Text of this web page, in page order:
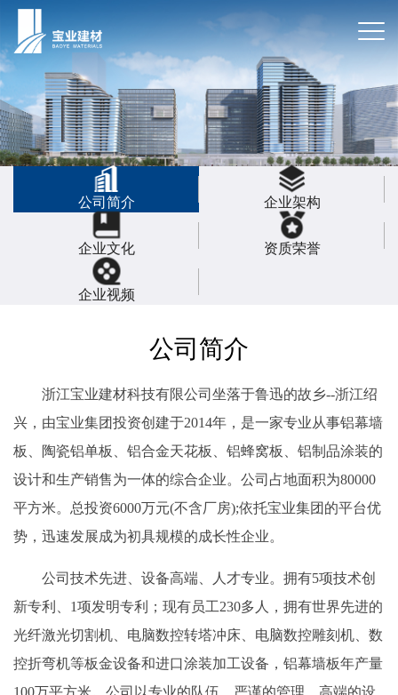
公司简介 企业架构
企业文化 资质荣誉
企业视频
公司简介
浙江宝业建材科技有限公司坐落于鲁迅的故乡--浙江绍
兴，由宝业集团投资创建于2014年，是一家专业从事铝幕墙
板、陶瓷铝单板、铝合金天花板、铝蜂窝板、铝制品涂装的
设计和生产销售为一体的综合企业。公司占地面积为80000
平方米。总投资6000万元(不含厂房);依托宝业集团的平台优
势，迅速发展成为初具规模的成长性企业。
公司技术先进、设备高端、人才专业。拥有5项技术创
新专利、1项发明专利；现有员工230多人，拥有世界先进的
光纤激光切割机、电脑数控转塔冲床、电脑数控雕刻机、数
控折弯机等板金设备和进口涂装加工设备，铝幕墙板年产量
100万平方米。公司以专业的队伍、严谨的管理、高端的设